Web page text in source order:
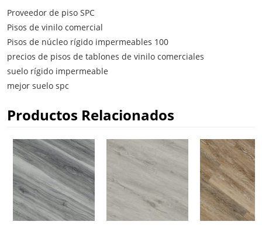
Proveedor de piso SPC
Pisos de vinilo comercial
Pisos de núcleo rígido impermeables 100
precios de pisos de tablones de vinilo comerciales
suelo rígido impermeable
mejor suelo spc
Productos Relacionados